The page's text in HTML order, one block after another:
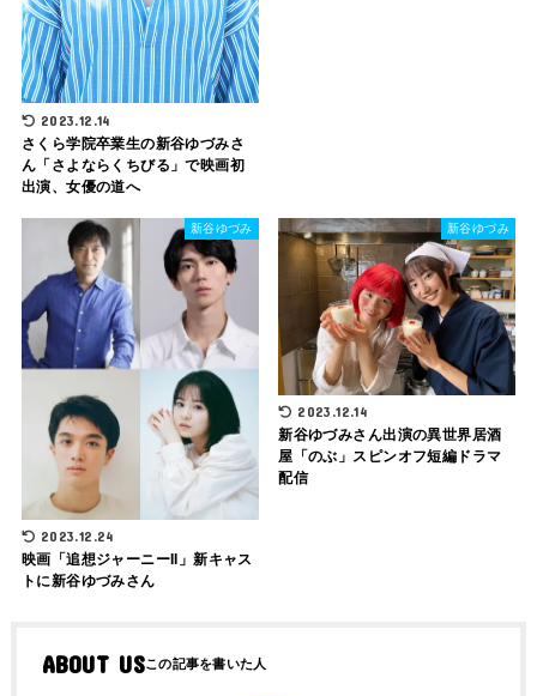
2023.12.14
さくら学院卒業生の新谷ゆづみさ
ん「さよならくちびる」で映画初
出演、女優の道へ
新谷ゆづみ
2023.12.24
映画「追想ジャーニーII」新キャス
トに新谷ゆづみさん
新谷ゆづみ
2023.12.14
新谷ゆづみさん出演の異世界居酒
屋「のぶ」スピンオフ短編ドラマ
配信
ABOUT US